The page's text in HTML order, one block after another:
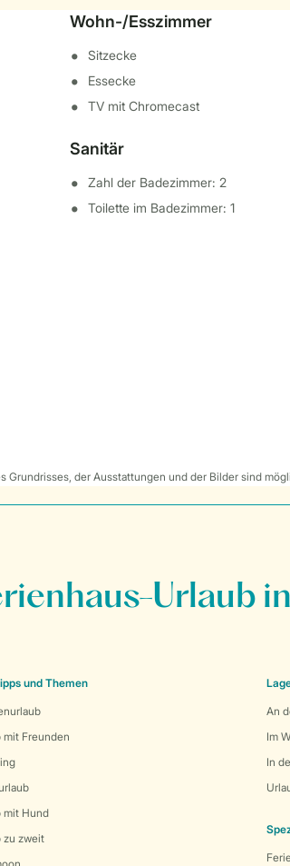
Wohn-/Esszimmer
Sitzecke
Essecke
TV mit Chromecast
Sanitär
Zahl der Badezimmer: 2
Toilette im Badezimmer: 1
der Ausstattungen und der Bilder sind
Urlaub
und Themen
mit Freunden
mit Hund
zu zweit
An
Im
In